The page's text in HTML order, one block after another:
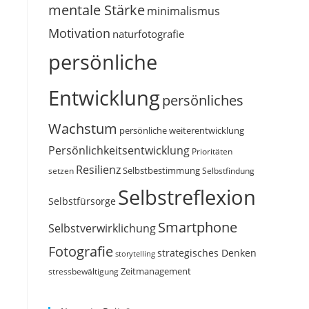
mentale Stärkeminimalismus
Motivation naturfotografie
persönliche
Entwicklungpersönliches
Wachstum persönliche weiterentwicklung
Persönlichkeitsentwicklung Prioritäten
setzen ResilienzSelbstbestimmungSelbstfindung
Selbstfürsorge Selbstreflexion
SelbstverwirklichungSmartphone
Fotografie storytelling strategisches Denken
stressbewältigung Zeitmanagement